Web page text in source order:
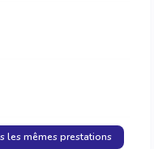
les mêmes prestations